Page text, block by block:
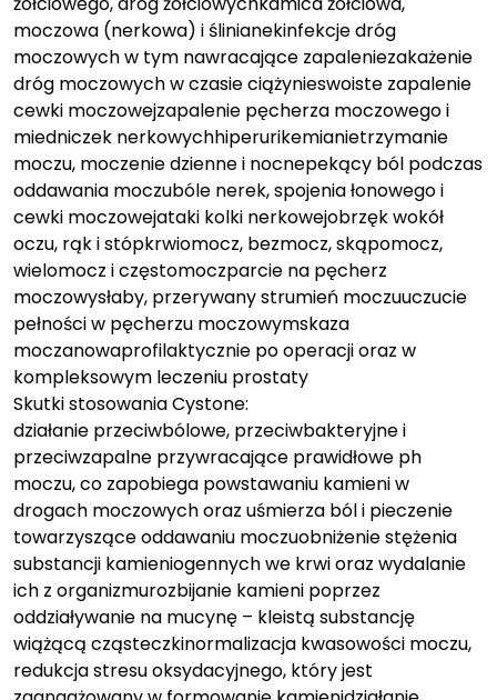
moczowa (nerkowa) i ślinianekinfekcje dróg
moczowych w tym nawracające zapaleniezakażenie
dróg moczowych w czasie ciążynieswoiste zapalenie
cewki moczowejzapalenie pęcherza moczowego i
miedniczek nerkowychhiperurikemianietrzymanie
moczu, moczenie dzienne i nocnepekący ból podczas
oddawania moczubóle nerek, spojenia łonowego i
cewki moczowejataki kolki nerkowejobrzęk wokół
oczu, rąk i stópkrwiomocz, bezmocz, skąpomocz,
wielomocz i częstomoczparcie na pęcherz
moczowysłaby, przerywany strumień moczuuczucie
pełności w pęcherzu moczowymskaza
moczanowaprofilaktycznie po operacji oraz w
kompleksowym leczeniu prostaty
Skutki stosowania Cystone:
działanie przeciwbólowe, przeciwbakteryjne i
przeciwzapalne przywracające prawidłowe ph
moczu, co zapobiega powstawaniu kamieni w
drogach moczowych oraz uśmierza ból i pieczenie
towarzyszące oddawaniu moczuobniżenie stężenia
substancji kamieniogennych we krwi oraz wydalanie
ich z organizmurozbijanie kamieni poprzez
oddziaływanie na mucynę – kleistą substancję
wiążącą cząsteczkinormalizacja kwasowości moczu,
redukcja stresu oksydacyjnego, który jest